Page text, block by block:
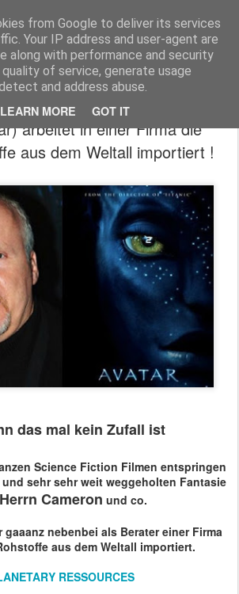
from Google to deliver its services
Your IP address and user-agent are
along with performance and security
of service, generate usage
and address abuse.
LEARN MORE GOT IT
- Forum Institut für Grenzwissenschaften - Spiritualität - Zukunftsforschung - Einheit
James Cameron
arbeitet in einer Firma die
aus dem Weltall importiert !
das mal kein Zufall ist
Science Fiction Filmen entspringen
sehr sehr weit weggeholten Fantasie
Herrn Cameron und co.
nebenbei als Berater einer Firma
aus dem Weltall importiert.
RESSOURCES